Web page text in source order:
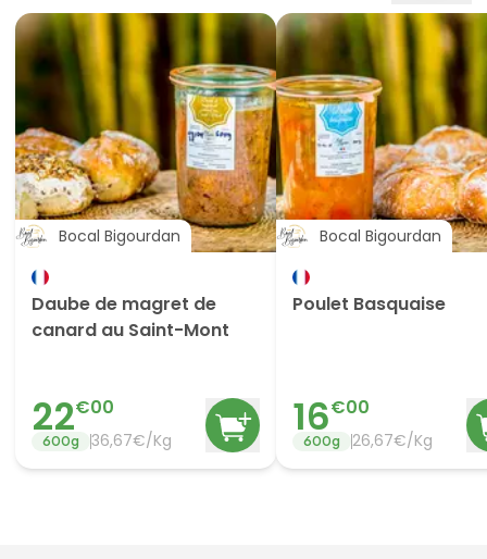
Bocal Bigourdan
Daube de magret de
canard au Saint-Mont
22€00
600g 36,67€/Kg
Bocal Bigourdan
Poulet Basquaise
16€00
600g 26,67€/Kg